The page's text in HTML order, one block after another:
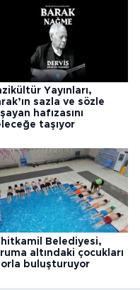
Yayınları,
sazla ve sözle
hafızasını
taşıyor
Belediyesi,
altındaki çocukları
buluşturuyor